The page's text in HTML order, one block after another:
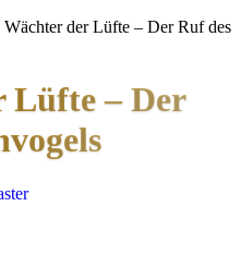
der Lüfte – Der Ruf des
Lüfte – Der